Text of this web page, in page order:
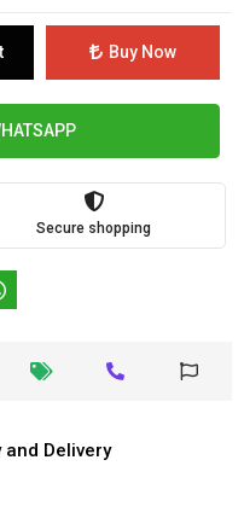
Buy Now
Secure shopping
and Delivery